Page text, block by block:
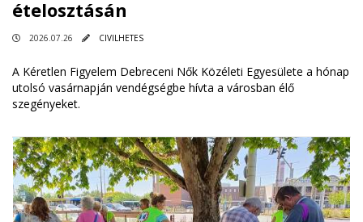
ételosztásán
2026.07.26 CIVILHETES
A Kéretlen Figyelem Debreceni Nők Közéleti Egyesülete a hónap
utolsó vasárnapján vendégségbe hívta a városban élő
szegényeket.